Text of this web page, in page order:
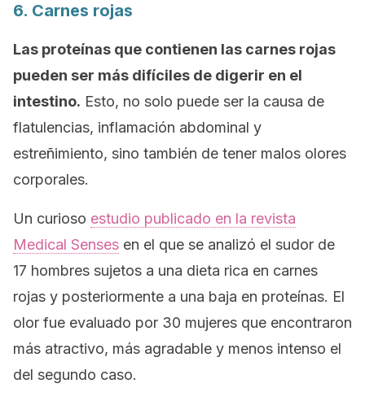
6. Carnes rojas
Las proteínas que contienen las carnes rojas
pueden ser más difíciles de digerir en el
intestino. Esto, no solo puede ser la causa de
flatulencias, inflamación abdominal y
estreñimiento, sino también de tener malos olores
corporales.
Un curioso estudio publicado en la revista
Medical Senses en el que se analizó el sudor de
17 hombres sujetos a una dieta rica en carnes
rojas y posteriormente a una baja en proteínas. El
olor fue evaluado por 30 mujeres que encontraron
más atractivo, más agradable y menos intenso el
del segundo caso.